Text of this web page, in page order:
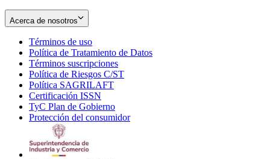
Acerca de nosotros
Términos de uso
in
new
window
Política de Tratamiento de Datos
Términos suscripciones
in
Política de Riesgos C/ST
Política SAGRILAFT
new
window
Certificación ISSN
in
new
TyC Plan de Gobierno
in
Protección del consumidorOpens